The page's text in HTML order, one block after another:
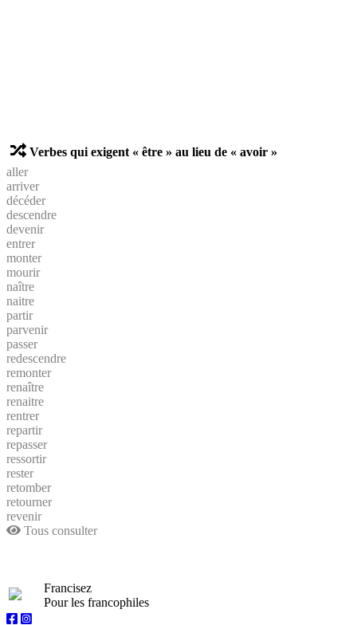
Verbes qui exigent « être » au lieu de « avoir »
aller
arriver
décéder
descendre
devenir
entrer
monter
mourir
naître
naitre
partir
parvenir
passer
redescendre
remonter
renaître
renaitre
rentrer
repartir
repasser
ressortir
rester
retomber
retourner
revenir
Tous consulter
Francisez
Pour les francophiles